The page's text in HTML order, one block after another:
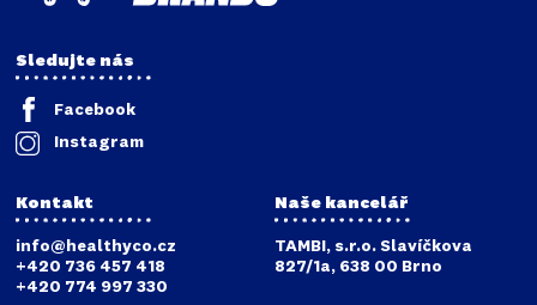
Sledujte nás
Facebook
Instagram
Kontakt
info@healthyco.cz
+420 736 457 418
+420 774 997 330
Naše kancelář
TAMBI, s.r.o. Slavíčkova
827/1a, 638 00 Brno